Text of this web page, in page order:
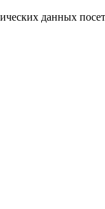
данных